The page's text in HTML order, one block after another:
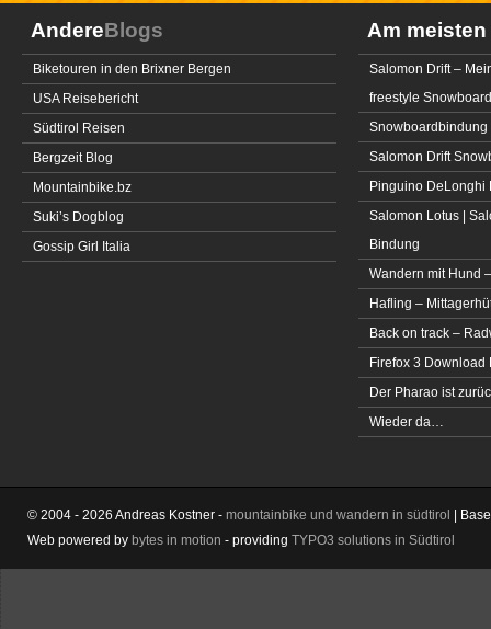
AndereBlogs
Biketouren in den Brixner Bergen
USA Reisebericht
Südtirol Reisen
Bergzeit Blog
Mountainbike.bz
Suki’s Dogblog
Gossip Girl Italia
Am meisten
Salomon Drift –
freestyle Snowboard
Snowboardbindung
Salomon Drift
Pinguino DeLonghi
Salomon Lotus |
Bindung
Wandern mit Hund
Hafling –
Back on track –
Firefox 3 Download
Der Pharao ist
Wieder da…
© 2004 - 2026 Andreas Kostner - mountainbike und wandern in südtirol |
Web powered by bytes in motion - providing TYPO3 solutions in Südtirol